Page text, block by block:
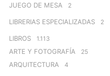
JUEGO DE MESA 2
LIBRERIAS ESPECIALIZADAS 2
LIBROS 1.113
ARTE Y FOTOGRAFÍA 25
ARQUITECTURA 4